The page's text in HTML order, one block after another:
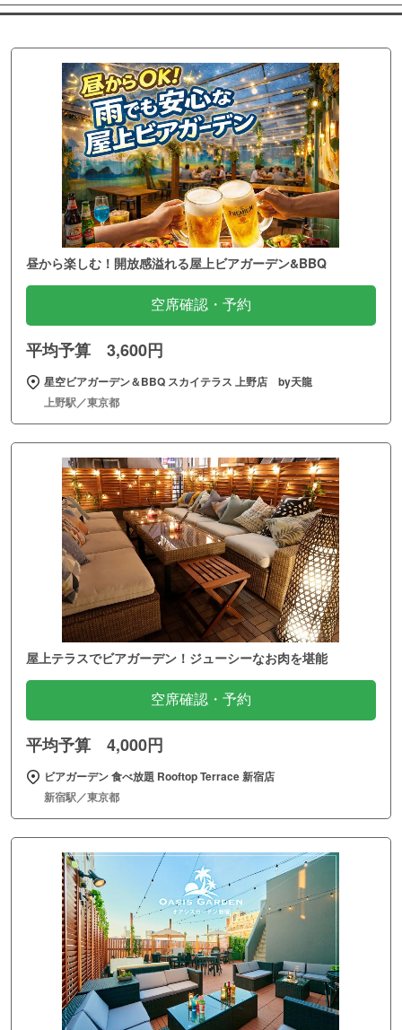
昼から楽しむ！開放感溢れる屋上ビアガーデン&BBQ
空席確認・予約
平均予算 3,600円
星空ビアガーデン＆BBQ スカイテラス 上野店 by天龍
上野駅／東京都
屋上テラスでビアガーデン！ジューシーなお肉を堪能
空席確認・予約
平均予算 4,000円
ビアガーデン 食べ放題 Rooftop Terrace 新宿店
新宿駅／東京都